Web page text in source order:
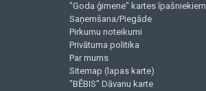
"Goda ģimene" kartes īpašniekiem
Saņemšana/Piegāde
Pirkumu noteikumi
Privātuma politika
Par mums
Sitemap (lapas karte)
"BĒBIS" Dāvanu karte